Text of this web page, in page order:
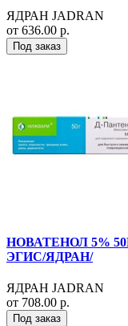
ЯДРАН JADRAN
от 636.00 р.
Под заказ
НОВАТЕНОЛ 5%
ЭГИС/ЯДРАН/
ЯДРАН JADRAN
от 708.00 р.
Под заказ